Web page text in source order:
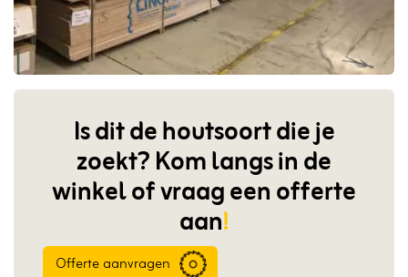
Foto
Is dit de houtsoort die je
zoekt? Kom langs in de
winkel of vraag een offerte
aan!
Offerte aanvragen